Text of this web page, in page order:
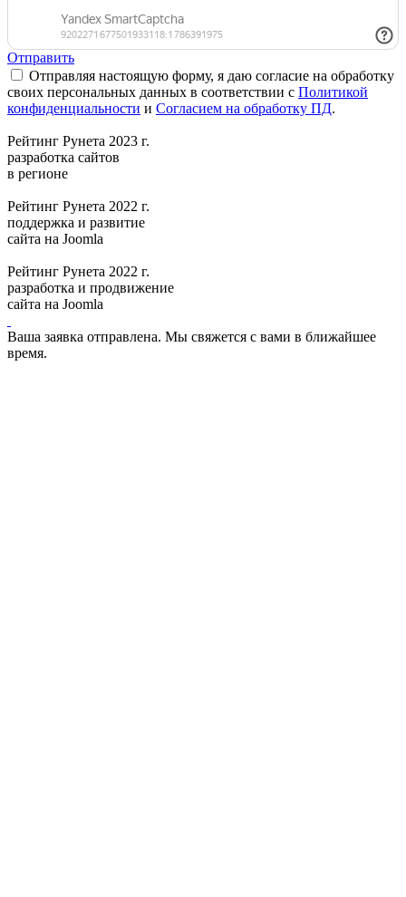
Отправить
Отправляя настоящую форму, я даю согласие на обработку
своих персональных данных в соответствии с Политикой
конфиденциальности и Согласием на обработку ПД.
Рейтинг Рунета 2023 г.
разработка сайтов
в регионе
Рейтинг Рунета 2022 г.
поддержка и развитие
сайта на Joomla
Рейтинг Рунета 2022 г.
разработка и продвижение
сайта на Joomla
Ваша заявка отправлена. Мы свяжется с вами в ближайшее
время.